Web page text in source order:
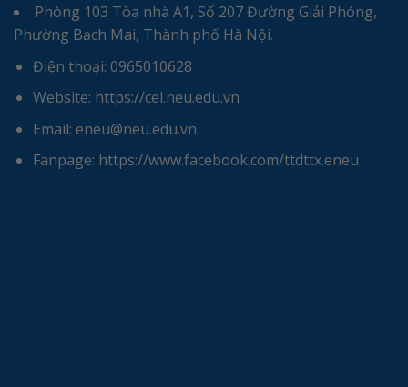
Phòng 103 Tòa nhà A1, Số 207 Đường Giải Phóng,
Phường Bạch Mai, Thành phố Hà Nội.
Điện thoại: 0965010628
Website: https://cel.neu.edu.vn
Email: eneu@neu.edu.vn
Fanpage: https://www.facebook.com/ttdttx.eneu